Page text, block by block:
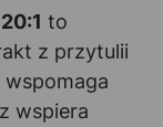
to
z przytulii
wspiera